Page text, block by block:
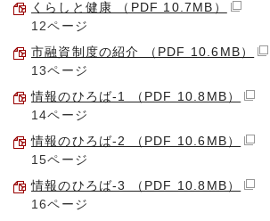
くらしと健康 （PDF 10.7MB）
12ページ
市融資制度の紹介 （PDF 10.6MB）
13ページ
情報のひろば-1 （PDF 10.8MB）
14ページ
情報のひろば-2 （PDF 10.6MB）
15ページ
情報のひろば-3 （PDF 10.8MB）
16ページ